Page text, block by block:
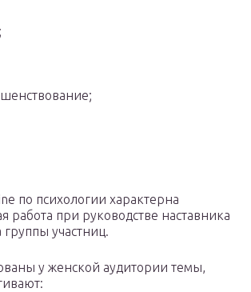
по психологии характерна
работа при руководстве наставника
участниц.
у женской аудитории темы,